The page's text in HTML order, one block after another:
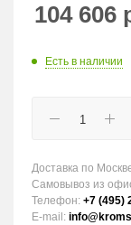
104 606
Есть в наличии
Доставка по
Самовывоз из
Телефон: +7 (495)
E-mail: